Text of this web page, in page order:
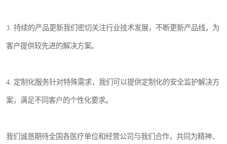
3. 持续的产品更新我们密切关注行业技术发展，不断更新产品线，为
客户提供较先进的解决方案。
4. 定制化服务针对特殊需求，我们可以提供定制化的安全监护解决方
案，满足不同客户的个性化要求。
我们诚恳期待全国各医疗单位和经营公司与我们合作，共同为精神、